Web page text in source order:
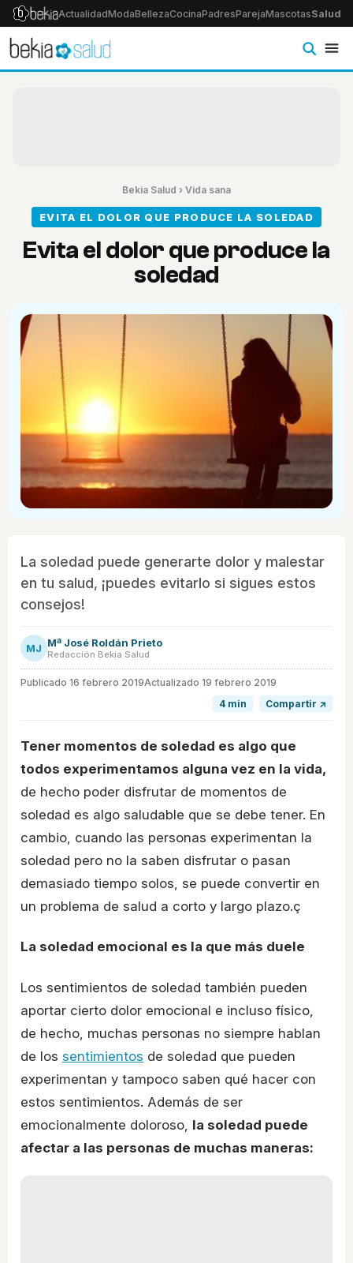
ActualidadModaBellezaCocinaPadresParejaMascotasSalud
Bekia Salud › Vida sana
EVITA EL DOLOR QUE PRODUCE LA SOLEDAD
Evita el dolor que produce la
soledad
La soledad puede generarte dolor y malestar
en tu salud, ¡puedes evitarlo si sigues estos
consejos!
MJ Mª José Roldán Prieto
Redacción Bekia Salud
Publicado 16 febrero 2019Actualizado 19 febrero 2019
4 min
Compartir ↗
Tener momentos de soledad es algo que
todos experimentamos alguna vez en la vida,
de hecho poder disfrutar de momentos de
soledad es algo saludable que se debe tener. En
cambio, cuando las personas experimentan la
soledad pero no la saben disfrutar o pasan
demasiado tiempo solos, se puede convertir en
un problema de salud a corto y largo plazo.ç
La soledad emocional es la que más duele
Los sentimientos de soledad también pueden
aportar cierto dolor emocional e incluso físico,
de hecho, muchas personas no siempre hablan
de los sentimientos de soledad que pueden
experimentan y tampoco saben qué hacer con
estos sentimientos. Además de ser
emocionalmente doloroso, la soledad puede
afectar a las personas de muchas maneras: